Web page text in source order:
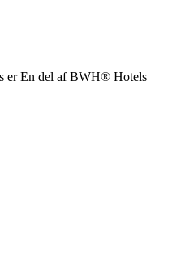
erEn del af BWH® Hotels